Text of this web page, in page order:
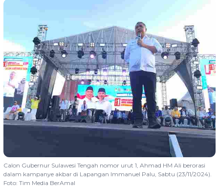
Calon Gubernur Sulawesi Tengah nomor urut 1, Ahmad HM Ali berorasi
dalam kampanye akbar di Lapangan Immanuel Palu, Sabtu (23/11/2024).
Foto: Tim Media BerAmal